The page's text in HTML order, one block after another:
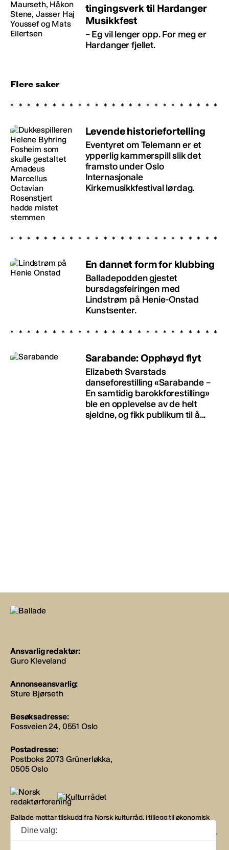
tingingsverk til Hardanger
Musikkfest
– Eg vil lenger opp. For meg er
Hardanger fjellet.
Flere saker
Levende historiefortelling
Eventyret om Telemann er et
ypperlig kammerspill slik det
framsto under Oslo
Internasjonale
Kirkemusikkfestival lørdag.
En dannet form for klubbing
Balladepodden gjestet
bursdagsfeiringen med
Lindstrøm på Henie-Onstad
Kunstsenter.
Sarabande: Opphøyd flyt
Elizabeth Svarstads
danseforestilling «Sarabande –
En samtidig barokkforestilling»
ble en opplevelse av de helt
sjeldne, og fikk publikum til å...
Ansvarlig redaktør:
Guro Kleveland
Annonseansvarlig:
Sture Bjørseth
Besøksadresse:
Fossveien 24, 0551 Oslo
Postadresse:
Postboks 2073 Grünerløkka,
0505 Oslo
Ballade mottar tilskudd fra Norsk kulturråd, i tillegg til økonomisk
støtte fra eierne NOPA, Norsk komponistforening og
Musikkforleggerne. Ballade drives etter Redaktør- og Vær Varsom-
Dine valg: